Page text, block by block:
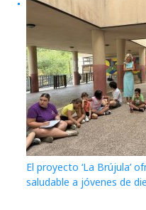
El proyecto ‘La Brújula’
saludable a jóvenes de